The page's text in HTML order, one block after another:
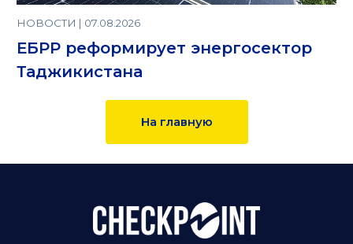
НОВОСТИ | 07.08.2026
ЕБРР реформирует энергосектор
Таджикистана
На главную